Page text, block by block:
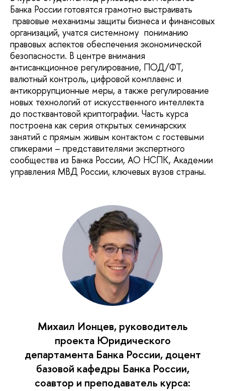
Банка России готовятся грамотно выстраивать
правовые механизмы защиты бизнеса и финансовых
организаций, учатся системному пониманию
правовых аспектов обеспечения экономической
безопасности. В центре внимания
антисанкционное регулирование, ПОД/ФТ,
валютный контроль, цифровой комплаенс и
антикоррупционные меры, а также регулирование
новых технологий от искусственного интеллекта
до постквантовой криптографии. Часть курса
построена как серия открытых семинарских
занятий с прямым живым контактом с гостевыми
спикерами – представителями экспертного
сообщества из Банка России, АО НСПК, Академии
управления МВД России, ключевых вузов страны.
Михаил Ионцев, руководитель
проекта Юридического
департамента Банка России, доцент
базовой кафедры Банка России,
соавтор и преподаватель курса: